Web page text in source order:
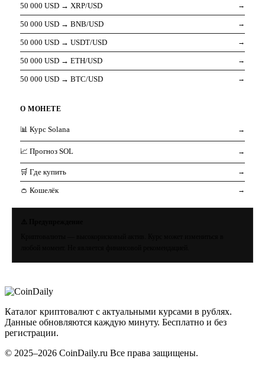
50 000 USD → XRP/USD →
50 000 USD → BNB/USD →
50 000 USD → USDT/USD →
50 000 USD → ETH/USD →
50 000 USD → BTC/USD →
О МОНЕТЕ
📊 Курс Solana →
📈 Прогноз SOL →
🛒 Где купить →
👛 Кошелёк →
Каталог криптовалют с актуальными курсами в рублях.
Данные обновляются каждую минуту. Бесплатно и без
регистрации.
© 2025–2026 CoinDaily.ru Все права защищены.